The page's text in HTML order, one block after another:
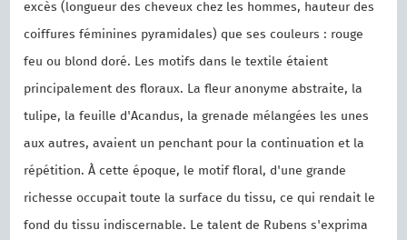
excès (longueur des cheveux chez les hommes, hauteur des
coiffures féminines pyramidales) que ses couleurs : rouge
feu ou blond doré. Les motifs dans le textile étaient
principalement des floraux. La fleur anonyme abstraite, la
tulipe, la feuille d'Acandus, la grenade mélangées les unes
aux autres, avaient un penchant pour la continuation et la
répétition. À cette époque, le motif floral, d'une grande
richesse occupait toute la surface du tissu, ce qui rendait le
fond du tissu indiscernable. Le talent de Rubens s'exprima